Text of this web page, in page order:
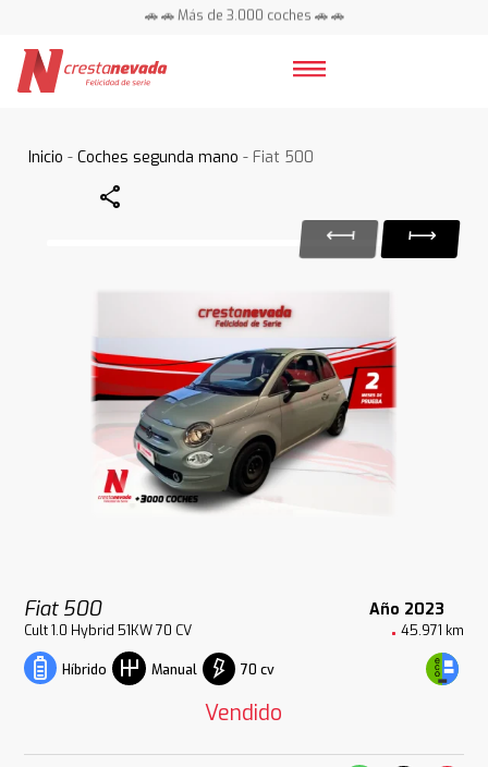
🚗 🚗 Más de 3.000 coches 🚗 🚗
Inicio -Coches segunda mano - Fiat 500
Share
Fiat 500 Año 2023
Cult 1.0 Hybrid 51KW 70 CV 45.971 km
Híbrido Manual 70 cv
Vendido